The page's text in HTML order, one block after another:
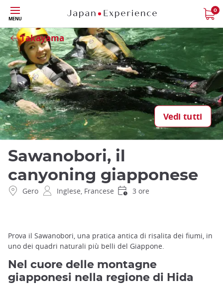
Skip
to
main
content
MENU
0
Takayama
Vedi tutti
Close
Sawanobori, il
canyoning giapponese
Gero Inglese, Francese 3 ore
Prova il Sawanobori, una pratica antica di risalita dei fiumi, in
uno dei quadri naturali più belli del Giappone.
Nel cuore delle montagne
giapponesi nella regione di Hida